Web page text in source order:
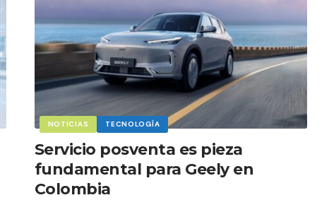
NOTICIAS TECNOLOGÍA
Servicio posventa es pieza
fundamental para Geely en
Colombia